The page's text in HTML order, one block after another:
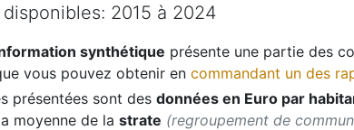
2015 à 2024
synthétique présente une partie des
vous pouvez obtenir en commandant un des
présentées sont des données en Euro par
moyenne de la strate (regroupement de